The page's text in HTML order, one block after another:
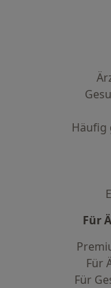
Häufig
Für
Für
Für